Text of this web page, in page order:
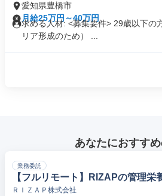
愛知県豊橋市
月給25万円～40万円
求める人材: <募集要件> 29歳以下の
リア形成のため） ...
あなたにおすす
業務委託
【フルリモート】RIZAPの管理栄
ＲＩＺＡＰ株式会社